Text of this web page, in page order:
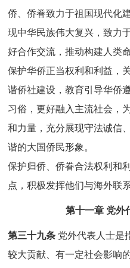
侨、侨眷致力于祖国现代化
现中华民族伟大复兴，致力
好合作交流，推动构建人类
保护华侨正当权利和利益，
谐侨社建设，教育引导华侨
习俗，更好融入主流社会，
和力量，充分展现守法诚信
谐的大国侨民形象。
保护归侨、侨眷合法权利和
点，积极发挥他们与海外联
第十一章 党外
第三十九条 党外代表人士是
较大贡献、有一定社会影响